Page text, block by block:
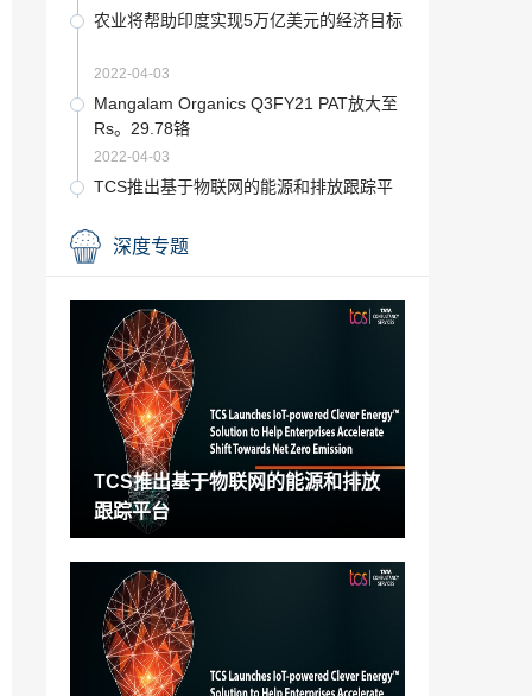
农业将帮助印度实现5万亿美元的经济目标
2022-04-03
Mangalam Organics Q3FY21 PAT放大至
Rs。29.78铬
2022-04-03
TCS推出基于物联网的能源和排放跟踪平
2022-04-03
2022-04-02
Mangalam Organics Q3FY21 PAT放大至
Rs。29.78铬
2022-04-02
TCS推出基于物联网的能源和排放跟踪平
2022-04-02
SRF：HDFC证券表示恢复正常
2022-04-02
Methanex特立尼达工厂将无限期关闭
2022-04-02
SRF：HDFC证券表示恢复正常
深度专题
TCS推出基于物联网的能源和排放
跟踪平台